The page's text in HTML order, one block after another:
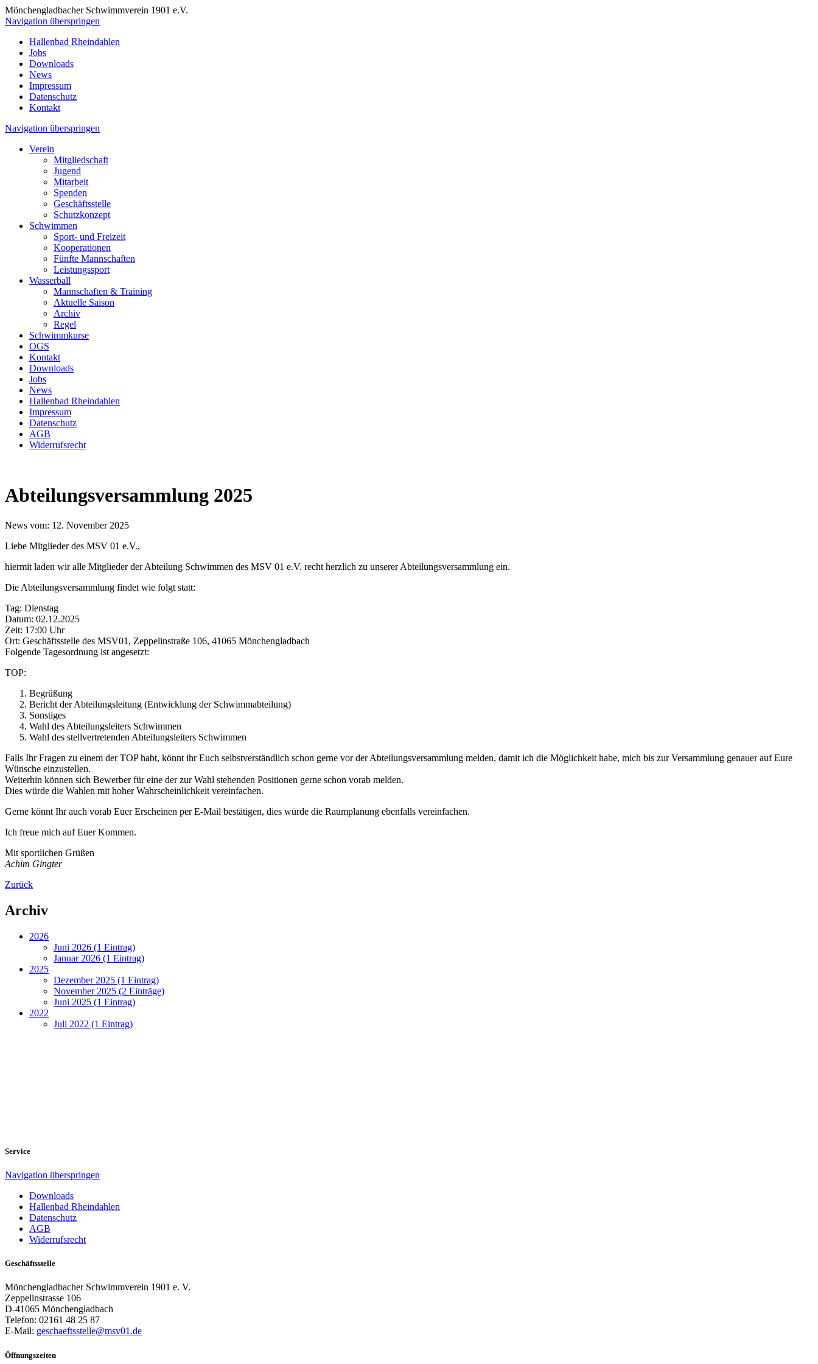
Mönchengladbacher Schwimmverein 1901 e.V.
Navigation überspringen
Hallenbad Rheindahlen
Jobs
Downloads
News
Impressum
Datenschutz
Kontakt
Navigation überspringen
Verein
Mitgliedschaft
Jugend
Mitarbeit
Spenden
Geschäftsstelle
Schutzkonzept
Schwimmen
Sport- und Freizeit
Kooperationen
Fünfte Mannschaften
Leistungssport
Wasserball
Mannschaften & Training
Aktuelle Saison
Archiv
Regel
Schwimmkurse
OGS
Kontakt
Downloads
Jobs
News
Hallenbad Rheindahlen
Impressum
Datenschutz
AGB
Widerrufsrecht
Abteilungsversammlung 2025
News vom: 12. November 2025
Liebe Mitglieder des MSV 01 e.V.,
hiermit laden wir alle Mitglieder der Abteilung Schwimmen des MSV 01 e.V. recht herzlich zu unserer Abteilungsversammlung ein.
Die Abteilungsversammlung findet wie folgt statt:
Tag: Dienstag
Datum: 02.12.2025
Zeit: 17:00 Uhr
Ort: Geschäftsstelle des MSV01, Zeppelinstraße 106, 41065 Mönchengladbach
Folgende Tagesordnung ist angesetzt:
TOP:
Begrüßung
Bericht der Abteilungsleitung (Entwicklung der Schwimmabteilung)
Sonstiges
Wahl des Abteilungsleiters Schwimmen
Wahl des stellvertretenden Abteilungsleiters Schwimmen
Falls Ihr Fragen zu einem der TOP habt, könnt ihr Euch selbstverständlich schon gerne vor der Abteilungsversammlung melden, damit ich die Möglichkeit habe, mich bis zur Versammlung genauer auf Eure
Wünsche einzustellen.
Weiterhin können sich Bewerber für eine der zur Wahl stehenden Positionen gerne schon vorab melden.
Dies würde die Wahlen mit hoher Wahrscheinlichkeit vereinfachen.
Gerne könnt Ihr auch vorab Euer Erscheinen per E-Mail bestätigen, dies würde die Raumplanung ebenfalls vereinfachen.
Ich freue mich auf Euer Kommen.
Mit sportlichen Grüßen
Achim Gingter
Zurück
Archiv
2026
Juni 2026 (1 Eintrag)
Januar 2026 (1 Eintrag)
2025
Dezember 2025 (1 Eintrag)
November 2025 (2 Einträge)
Juni 2025 (1 Eintrag)
2022
Juli 2022 (1 Eintrag)
Service
Navigation überspringen
Downloads
Hallenbad Rheindahlen
Datenschutz
AGB
Widerrufsrecht
Geschäftsstelle
Mönchengladbacher Schwimmverein 1901 e. V.
Zeppelinstrasse 106
D-41065 Mönchengladbach
Telefon: 02161 48 25 87
E-Mail: geschaeftsstelle@msv01.de
Öffnungszeiten